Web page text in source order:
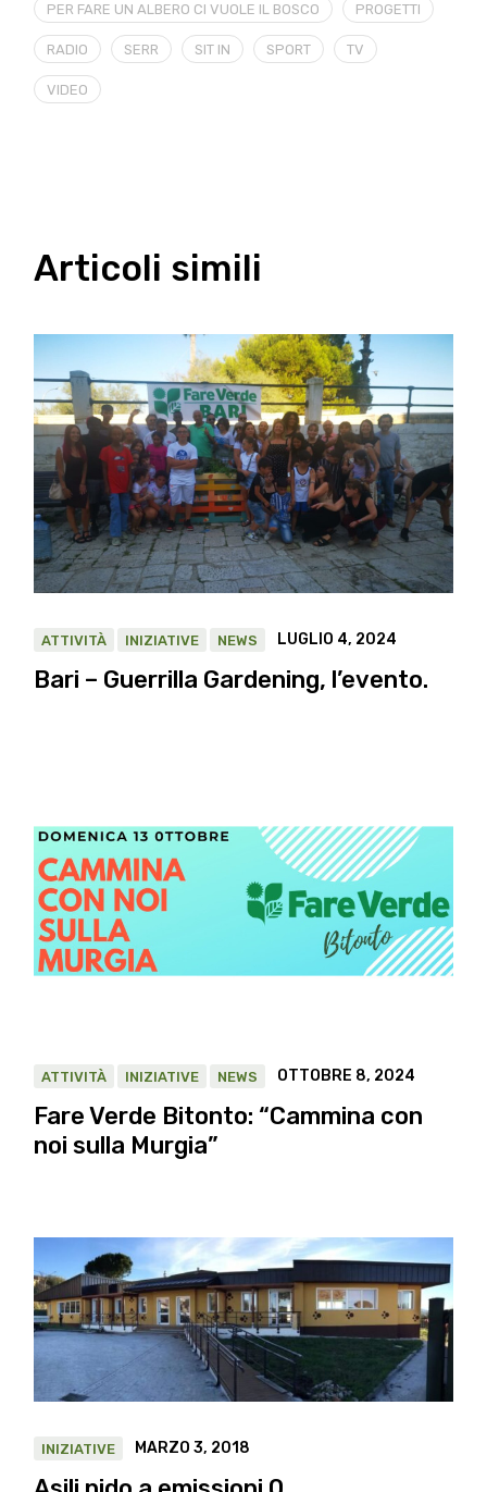
PER FARE UN ALBERO CI VUOLE IL BOSCO PROGETTI
RADIO SERR SIT IN SPORT TV
VIDEO
Articoli simili
ATTIVITÀ INIZIATIVE NEWS LUGLIO 4, 2024
Bari – Guerrilla Gardening, l’evento.
ATTIVITÀ INIZIATIVE NEWS OTTOBRE 8, 2024
Fare Verde Bitonto: “Cammina con
noi sulla Murgia”
INIZIATIVE MARZO 3, 2018